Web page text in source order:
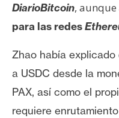
DiarioBitcoin, aunque
para las redes
Zhao había
a USDC desde la
PAX, así como el
requiere